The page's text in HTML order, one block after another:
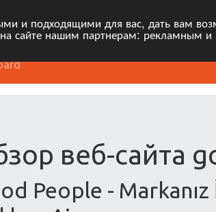
и подходящими для вас, дать вам
сайте нашим партнерам: рекламным и
веб-сайта
People - Markanız